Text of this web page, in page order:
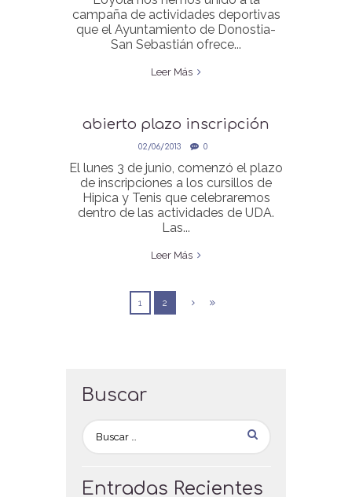
campaña de actividades deportivas
que el Ayuntamiento de Donostia-
San Sebastián ofrece...
Leer Más
abierto plazo inscripción
actividades UDA
02/06/2013 0
El lunes 3 de junio, comenzó el plazo
de inscripciones a los cursillos de
Hipica y Tenis que celebraremos
dentro de las actividades de UDA.
Las...
Leer Más
1 2
Buscar
Entradas Recientes